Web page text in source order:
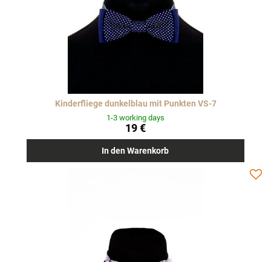
Kinderfliege dunkelblau mit Punkten VS-7
1-3 working days
19 €
In den Warenkorb